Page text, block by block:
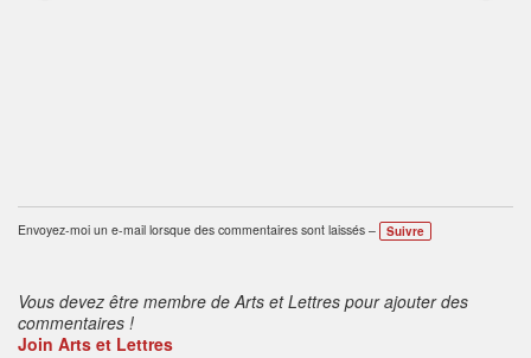
Envoyez-moi un e-mail lorsque des commentaires sont laissés – Suivre
Vous devez être membre de Arts et Lettres pour ajouter des
commentaires !
Join Arts et Lettres